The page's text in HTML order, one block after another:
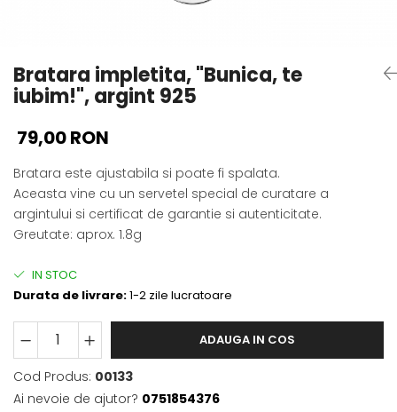
Bratara impletita, "Bunica, te
iubim!", argint 925
79,00 RON
Bratara este ajustabila si poate fi spalata.
Aceasta vine cu un servetel special de curatare a
argintului si certificat de garantie si autenticitate.
Greutate: aprox. 1.8g
IN STOC
Durata de livrare:1-2 zile lucratoare
ADAUGA IN COS
Cod Produs: 00133
Ai nevoie de ajutor? 0751854376